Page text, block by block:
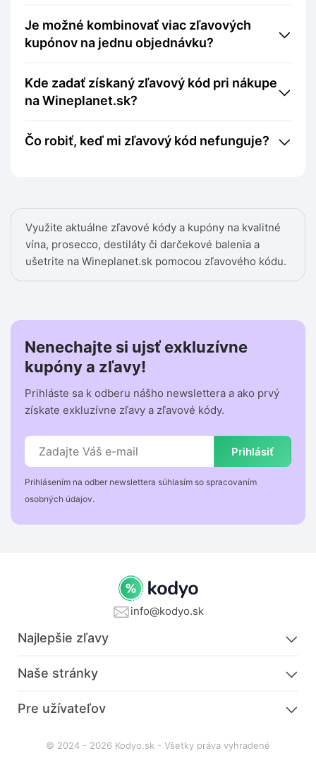
Využite aktuálne zľavové kódy a kupóny na kvalitné
vína, prosecco, destiláty či darčekové balenia a
ušetrite na Wineplanet.sk pomocou zľavového kódu.
Je možné kombinovať viac zľavových
kupónov na jednu objednávku?
Kde zadať získaný zľavový kód pri nákupe
na Wineplanet.sk?
Čo robiť, keď mi zľavový kód nefunguje?
Nenechajte si ujsť exkluzívne
kupóny a zľavy!
Prihláste sa k odberu nášho newslettera a ako prvý
získate exkluzívne zľavy a zľavové kódy.
Prihlásiť
Prihlásením na odber newslettera súhlasím so spracovaním
osobných údajov.
info@kodyo.sk
Najlepšie zľavy
Naše stránky
Pre užívateľov
© 2024 - 2026 Kodyo.sk - Všetky práva vyhradené